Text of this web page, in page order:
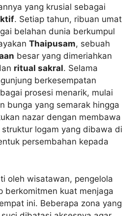
yang krusial sebagai
. Setiap tahun, ribuan umat
belahan dunia berkumpul
Thaipusam, sebuah
besar yang dimeriahkan
ritual sakral. Selama
berkesempatan
prosesi menarik, mulai
bunga yang semarak hingga
nazar dengan membawa
struktur logam yang dibawa di
persembahan kepada
oleh wisatawan, pengelola
berkomitmen kuat menjaga
ini. Beberapa zona yang